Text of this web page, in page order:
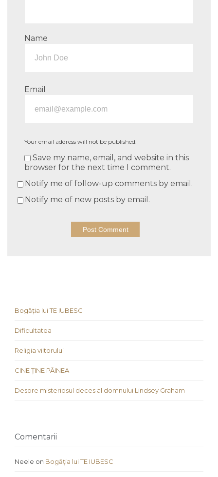
Name
Email
Your email address will not be published.
Save my name, email, and website in this
browser for the next time I comment.
Notify me of follow-up comments by email.
Notify me of new posts by email.
Bogăția lui TE IUBESC
Dificultatea
Religia viitorului
CINE ȚINE PÂINEA
Despre misteriosul deces al domnului Lindsey Graham
Comentarii
Neele on Bogăția lui TE IUBESC